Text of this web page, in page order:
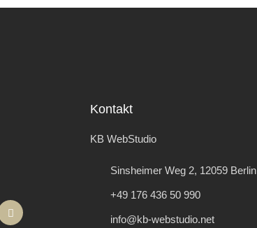
Kontakt
KB WebStudio
Sinsheimer Weg 2, 12059 Berlin
+49 176 436 50 990
info@kb-webstudio.net